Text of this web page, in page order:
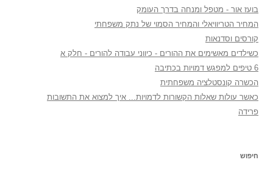
בועז אור - מטפל ומנחה בדרך העומק
המחיר הטריוויאלי והמחיר הסמוי של נתק משפחתי
קורסים וסדנאות
כשילדים מאשימים את ההורים - כיווני עבודה להורים - חלק א
6 טיפים למפגש דמויות בכתיבה
הכשרה קונסטלציה משפחתית
כאשר עולות שאלות הקשורות לדמויות... איך למצוא את התשובות
פרידה
חיפוש